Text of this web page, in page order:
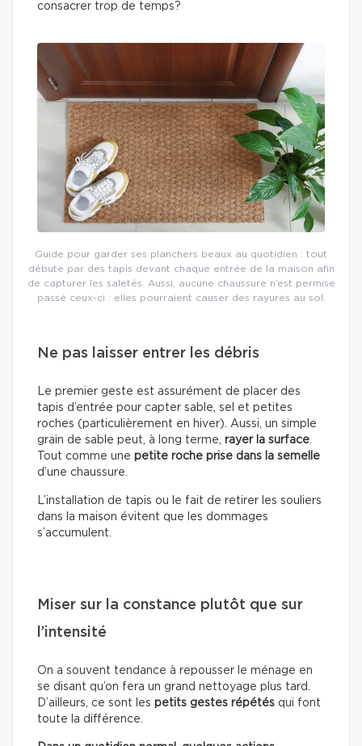
consacrer trop de temps?
Guide pour garder ses planchers beaux au quotidien : tout
débute par des tapis devant chaque entrée de la maison afin
de capturer les saletés. Aussi, aucune chaussure n’est permise
passé ceux-ci : elles pourraient causer des rayures au sol.
Ne pas laisser entrer les débris
Le premier geste est assurément de placer des
tapis d’entrée pour capter sable, sel et petites
roches (particulièrement en hiver). Aussi, un simple
grain de sable peut, à long terme, rayer la surface
Tout comme une petite roche prise dans la semelle
d’une chaussure.
L’installation de tapis ou le fait de retirer les souliers
dans la maison évitent que les dommages
s’accumulent.
Miser sur la constance plutôt que sur
l’intensité
On a souvent tendance à repousser le ménage en
se disant qu’on fera un grand nettoyage plus tard.
D’ailleurs, ce sont les petits gestes répétés qui font
toute la différence.